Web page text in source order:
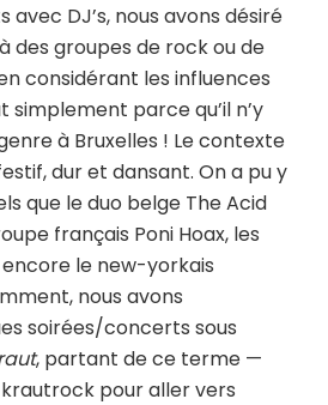
DJ’s, nous avons désiré
des groupes de rock ou de
considérant les influences
simplement parce qu’il n’y
à Bruxelles ! Le contexte
dur et dansant. On a pu y
que le duo belge The Acid
français Poni Hoax, les
encore le new-yorkais
nous avons
soirées/concerts sous
, partant de ce terme —
pour aller vers